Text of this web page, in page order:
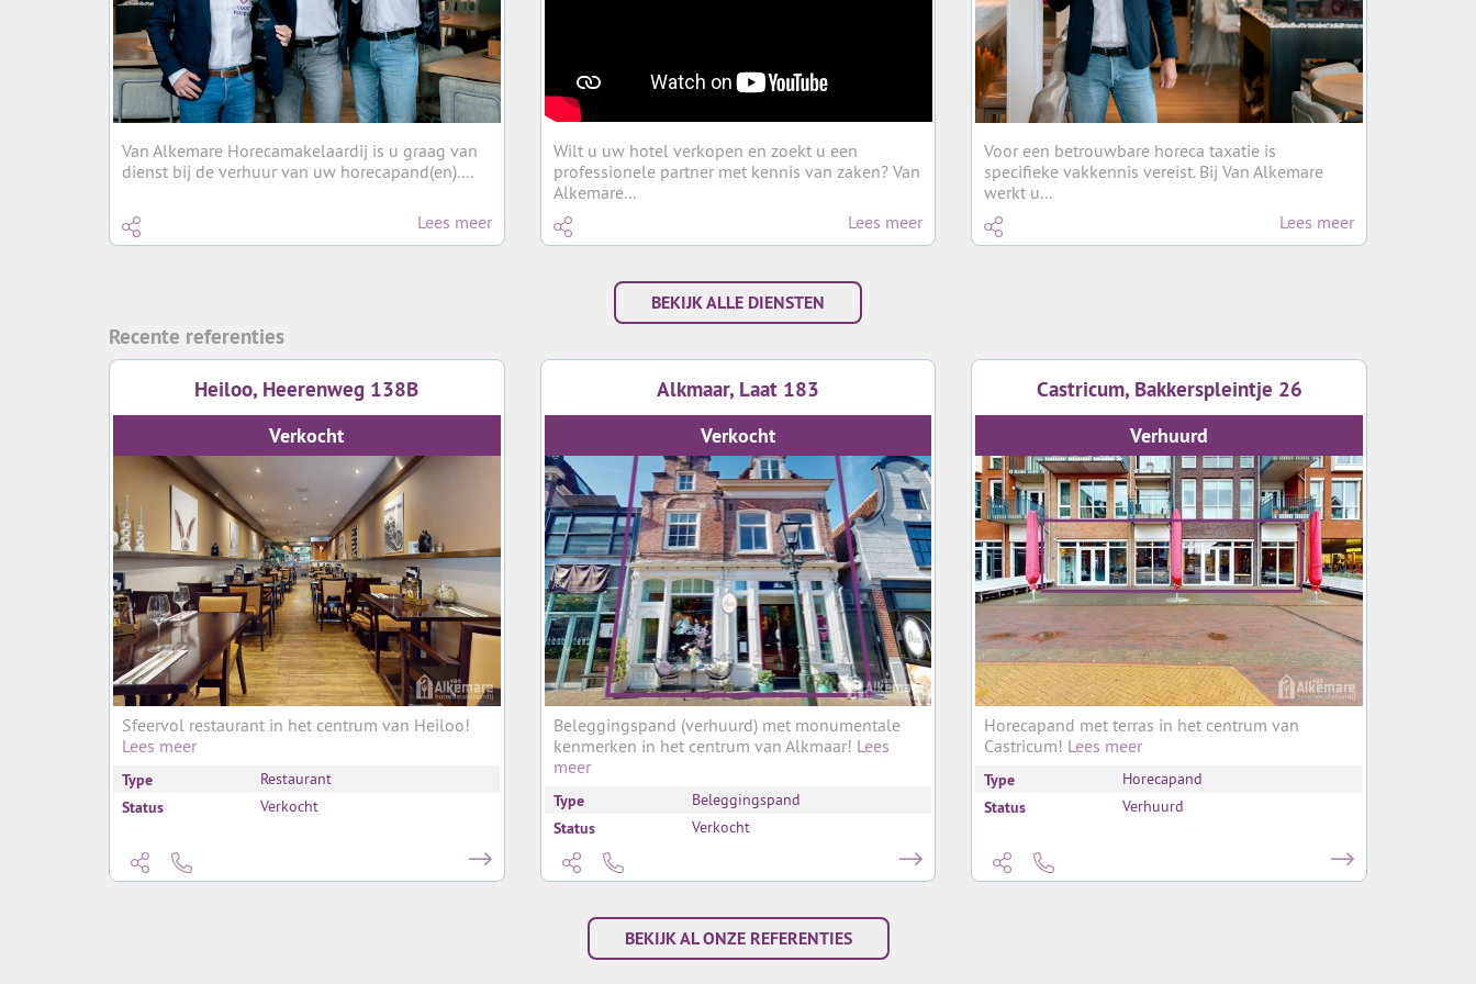
Van Alkemare Horecamakelaardij is u graag van
dienst bij de verhuur van uw horecapand(en)....
Lees meer
Wilt u uw hotel verkopen en zoekt u een
professionele partner met kennis van zaken? Van
Alkemare...
Lees meer
Voor een betrouwbare horeca taxatie is
specifieke vakkennis vereist. Bij Van Alkemare
werkt u...
Lees meer
BEKIJK ALLE DIENSTEN
Recente referenties
Heiloo, Heerenweg 138B
Verkocht
Sfeervol restaurant in het centrum van Heiloo!
Lees meer
Type Restaurant
Status Verkocht
Alkmaar, Laat 183
Verkocht
Beleggingspand (verhuurd) met monumentale
kenmerken in het centrum van Alkmaar! Lees
meer
Type Beleggingspand
Status Verkocht
Castricum, Bakkerspleintje 26
Verhuurd
Horecapand met terras in het centrum van
Castricum! Lees meer
Type Horecapand
Status Verhuurd
BEKIJK AL ONZE REFERENTIES